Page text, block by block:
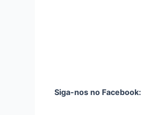
Siga-nos no Facebook: